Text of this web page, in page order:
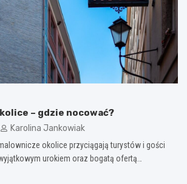
– gdzie nocować?
Karolina Jankowiak
okolice przyciągają turystów i gości
urokiem oraz bogatą ofertą…